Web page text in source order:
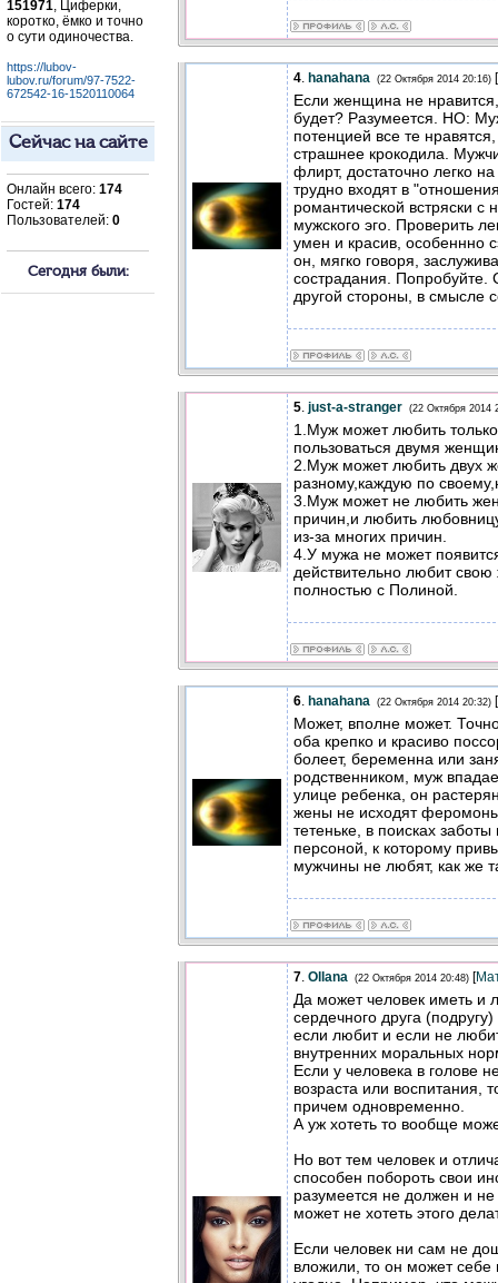
151971, Циферки,
коротко, ёмко и точно
о сути одиночества.
https://lubov-
lubov.ru/forum/97-7522-
672542-16-1520110064
Сейчас на сайте
Онлайн всего: 174
Гостей: 174
Пользователей: 0
Сегодня были:
4. hanahana (22 Октября 2014 20:16) [
Если женщина не
будет? Разумеется. НО:
потенцией все те
страшнее крокодила.
флирт, достаточно легко
трудно входят в
романтической встряски
мужского эго. Проверить
умен и красив, особеннно
он, мягко говоря,
сострадания. Попробуйте.
другой стороны, в смысле
5. just-a-stranger (22 Октября 2014
1.Муж может любить
пользоваться двумя
2.Муж может любить двух
разному,каждую по
3.Муж может не любить
причин,и любить
из-за многих причин.
4.У мужа не может
действительно любит
полностью с Полиной.
6. hanahana (22 Октября 2014 20:32) [
Может, вполне может.
оба крепко и красиво
болеет, беременна или
родственником, муж
улице ребенка, он
жены не исходят
тетеньке, в поисках
персоной, к которому
мужчины не любят, как же
7. Ollana (22 Октября 2014 20:48) [
Да может человек иметь и
сердечного друга
если любит и если не
внутренних моральных
Если у человека в голове
возраста или воспитания,
причем одновременно.
А уж хотеть то вообще
Но вот тем человек и
способен побороть свои
разумеется не должен и
может не хотеть этого
Если человек ни сам не
вложили, то он может себе